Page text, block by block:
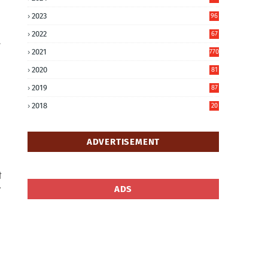
2023
96
2022
67
2021 770
2020
81
2019
87
2018
20
ADVERTISEMENT
ADS